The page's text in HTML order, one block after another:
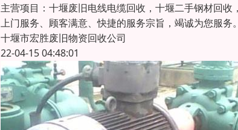
主营项目：十堰废旧电线电缆回收，十堰二手钢材回
上门服务、顾客满意、快捷的服务宗旨，竭诚为您服
十堰市宏胜废旧物资回收公司
22-04-15 04:48:01